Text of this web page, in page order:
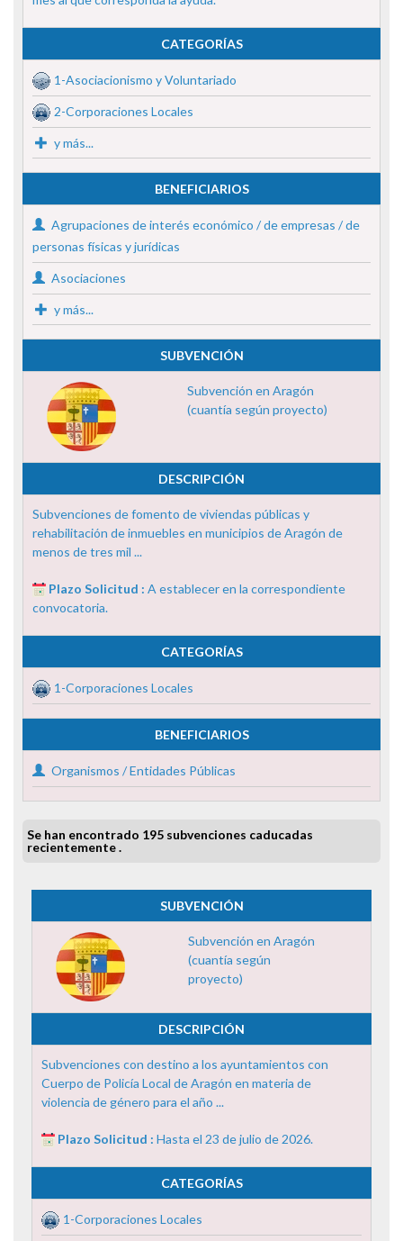
CATEGORÍAS
1-Asociacionismo y Voluntariado
2-Corporaciones Locales
y más...
BENEFICIARIOS
Agrupaciones de interés económico / de empresas / de
personas físicas y jurídicas
Asociaciones
y más...
SUBVENCIÓN
Subvención en Aragón
(cuantía según proyecto)
DESCRIPCIÓN
Subvenciones de fomento de viviendas públicas y
rehabilitación de inmuebles en municipios de Aragón de
menos de tres mil ...
Plazo Solicitud : A establecer en la correspondiente
convocatoria.
CATEGORÍAS
1-Corporaciones Locales
BENEFICIARIOS
Organismos / Entidades Públicas
Se han encontrado 195 subvenciones caducadas
recientemente .
SUBVENCIÓN
Subvención en Aragón
(cuantía según
proyecto)
DESCRIPCIÓN
Subvenciones con destino a los ayuntamientos con
Cuerpo de Policía Local de Aragón en materia de
violencia de género para el año ...
Plazo Solicitud : Hasta el 23 de julio de 2026.
CATEGORÍAS
1-Corporaciones Locales